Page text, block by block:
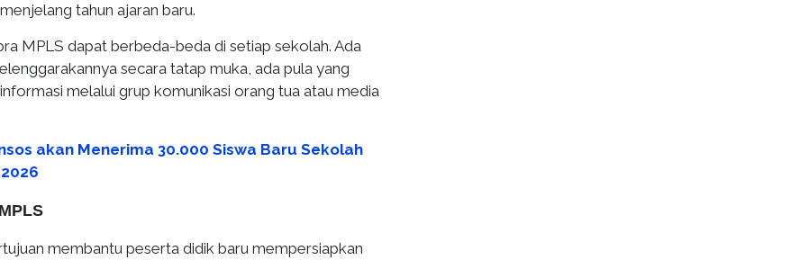
tahun ajaran baru.
MPLS dapat berbeda-beda di setiap sekolah. Ada
secara tatap muka, ada pula yang
melalui grup komunikasi orang tua atau media
akan Menerima 30.000 Siswa Baru Sekolah
membantu peserta didik baru mempersiapkan